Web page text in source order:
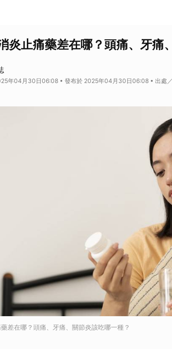
炎止痛藥差在哪？頭痛、牙痛
年04月30日06:08 • 發布於 2025年04月30日06:08 • 出處／
差在哪？頭痛、牙痛、關節炎該吃哪一種？